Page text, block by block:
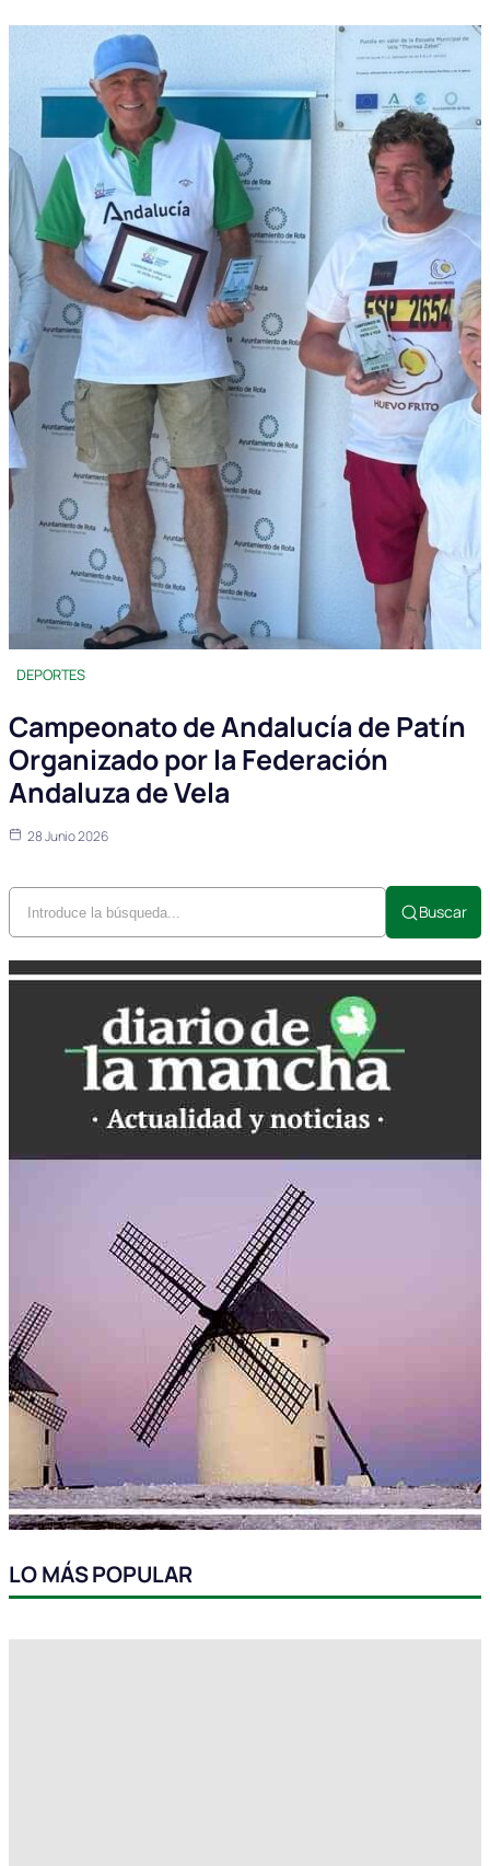
DEPORTES
Campeonato de Andalucía de Patín
Organizado por la Federación
Andaluza de Vela
28 Junio 2026
Buscar
LO MÁS POPULAR